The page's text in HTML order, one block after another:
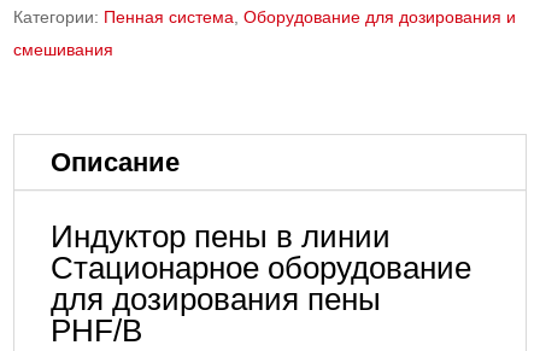
Категории: Пенная система ,Оборудование для дозирования и
смешивания
Описание
Индуктор пены в линии
Стационарное оборудование
для дозирования пены
PHF/B